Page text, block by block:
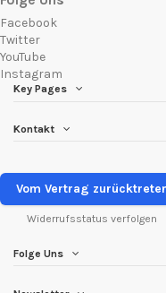
Facebook
Twitter
YouTube
Instagram
Key Pages
Kontakt
Vom Vertrag
Widerrufsstatus verfolgen
Folge Uns